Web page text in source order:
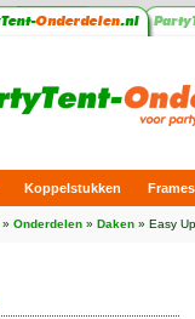
Koppelstukken Frames
» Onderdelen » Daken » Easy